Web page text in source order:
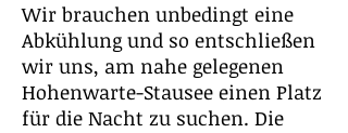
Wir brauchen unbedingt eine
Abkühlung und so entschließen
wir uns, am nahe gelegenen
Hohenwarte-Stausee einen Platz
für die Nacht zu suchen. Die